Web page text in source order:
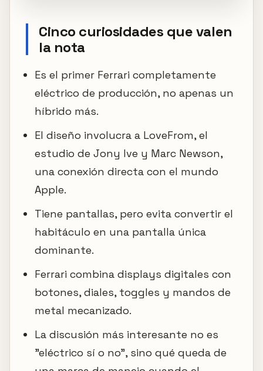
Cinco curiosidades que valen
la nota
Es el primer Ferrari completamente
eléctrico de producción, no apenas un
híbrido más.
El diseño involucra a LoveFrom, el
estudio de Jony Ive y Marc Newson,
una conexión directa con el mundo
Apple.
Tiene pantallas, pero evita convertir el
habitáculo en una pantalla única
dominante.
Ferrari combina displays digitales con
botones, diales, toggles y mandos de
metal mecanizado.
La discusión más interesante no es
"eléctrico sí o no", sino qué queda de